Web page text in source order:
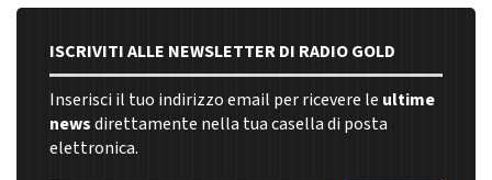
ISCRIVITI ALLE NEWSLETTER DI RADIO GOLD
Inserisci il tuo indirizzo email per ricevere le ultime
newsdirettamente nella tua casella di posta
elettronica.